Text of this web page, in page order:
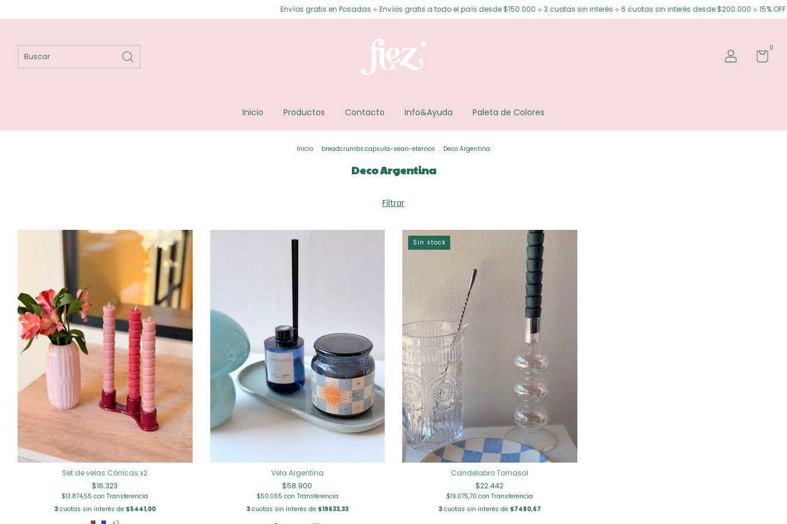
Envíos gratis en Posadas ⟡ Envíos gratis a todo el país desde $150.000 ⟡ 3 cuotas sin interés ⟡ 6 cuotas sin interés desde $200.000 ⟡ 15% OFF
0
Inicio Productos Contacto Info&Ayuda Paleta de Colores
Inicio . breadcrumbs.capsula-sean-eternos . Deco Argentina
Deco Argentina
Filtrar
Set de velas Cónicas x2
$16.323
$13.874,55con Transferencia
3cuotas sin interés de $5441,00
Vela Argentina
$58.900
$50.065 con Transferencia
3cuotas sin interés de $19633,33
Sin stock
Candelabro Tornasol
$22.442
$19.075,70con Transferencia
3cuotas sin interés de $7480,67